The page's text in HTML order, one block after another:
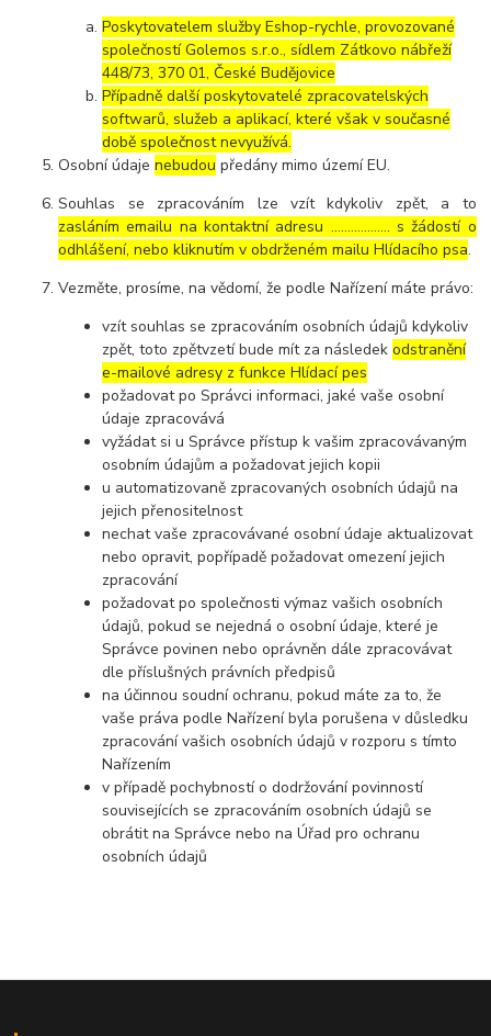
Poskytovatelem služby Eshop-rychle, provozované
společností Golemos s.r.o., sídlem Zátkovo nábřeží
448/73, 370 01, České Budějovice
Případně další poskytovatelé zpracovatelských
softwarů, služeb a aplikací, které však v současné
době společnost nevyužívá.
Osobní údajenebudou předány mimo území EU.
Souhlas se zpracováním lze vzít kdykoliv zpět, a to
zasláním emailu na kontaktní adresu ..……………. s žádostí o
odhlášení, nebo kliknutím v obdrženém mailu Hlídacího psa.
Vezměte, prosíme, na vědomí, že podle Nařízení máte právo:
vzít souhlas se zpracováním osobních údajů kdykoliv
zpět, toto zpětvzetí bude mít za následekodstranění
e-mailové adresy z funkce Hlídací pes
požadovat po Správci informaci, jaké vaše osobní
údaje zpracovává
vyžádat si u Správce přístup k vašim zpracovávaným
osobním údajům a požadovat jejich kopii
u automatizovaně zpracovaných osobních údajů na
jejich přenositelnost
nechat vaše zpracovávané osobní údaje aktualizovat
nebo opravit, popřípadě požadovat omezení jejich
zpracování
požadovat po společnosti výmaz vašich osobních
údajů, pokud se nejedná o osobní údaje, které je
Správce povinen nebo oprávněn dále zpracovávat
dle příslušných právních předpisů
na účinnou soudní ochranu, pokud máte za to, že
vaše práva podle Nařízení byla porušena v důsledku
zpracování vašich osobních údajů v rozporu s tímto
Nařízením
v případě pochybností o dodržování povinností
souvisejících se zpracováním osobních údajů se
obrátit na Správce nebo na Úřad pro ochranu
osobních údajů